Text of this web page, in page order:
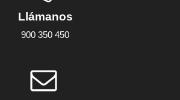
Llámanos
900 350 450